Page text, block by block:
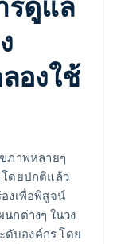
องใช้
ภาพหลายๆ
โดยปกติแล้ว
งเพื่อพิสูจน์
กต่างๆ ในวง
ดับองค์กร โดย